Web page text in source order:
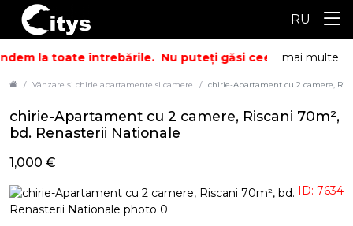
RU
la toate întrebările. Nu puteți găsi ceea ce căutați?
mai multe
Vânzare și chirie apartamente si camere chirie-Apartament cu 2 camere,
chirie-Apartament cu 2 camere, Riscani 70m²,
bd. Renasterii Nationale
ID: 7634
1,000 €